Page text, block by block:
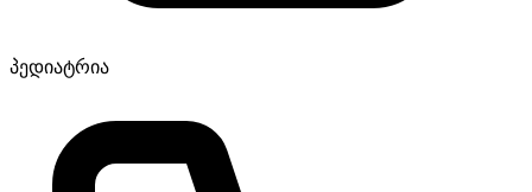
პედიატრია